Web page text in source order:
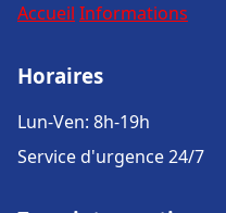
Accueil Informations
Horaires
Lun-Ven: 8h-19h
Service d'urgence 24/7